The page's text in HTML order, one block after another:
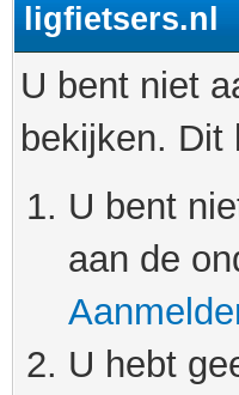
ligfietsers.nl
U bent niet
bekijken. Dit
U bent
aan de
U hebt